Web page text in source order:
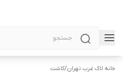
خانه لاک غرب تهران/کاشت